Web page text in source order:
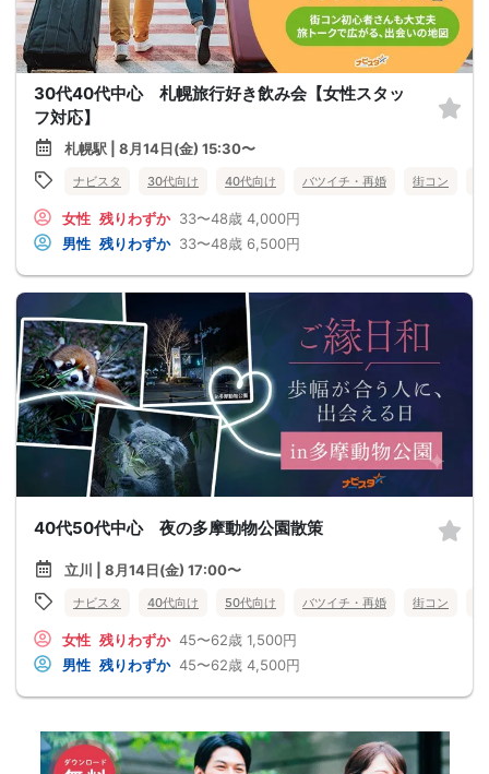
30代40代中心 札幌旅行好き飲み会【女性スタッ
フ対応】
札幌駅 | 8月14日(金) 15:30〜
ナビスタ 30代向け 40代向け バツイチ・再婚 街コン
女性 残りわずか 33〜48歳 4,000円
男性 残りわずか 33〜48歳 6,500円
40代50代中心 夜の多摩動物公園散策
立川 | 8月14日(金) 17:00〜
ナビスタ 40代向け 50代向け バツイチ・再婚 街コン
女性 残りわずか 45〜62歳 1,500円
男性 残りわずか 45〜62歳 4,500円